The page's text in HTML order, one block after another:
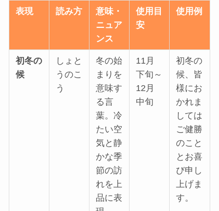
表現 読み方
意味・
ニュア
ンス
使用目
安
使用例
初冬の
候
しょと
うのこ
う
冬の始
まりを
意味す
る言
葉。冷
たい空
気と静
かな季
節の訪
れを上
品に表
11月
下旬～
12月
中旬
初冬の
候、皆
様にお
かれま
しては
ご健勝
のこと
とお喜
び申し
上げま
す。